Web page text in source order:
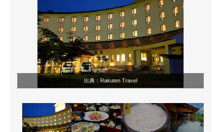
ビジネスと働き方のヒント
AI活用のいまが分かる
企業ITのトレンドを詳説
経営リーダーのコミュニティ
マーケ×ITの今がよく分かる
ITエンジニア向け専門サイト
出典： Rakuten Travel